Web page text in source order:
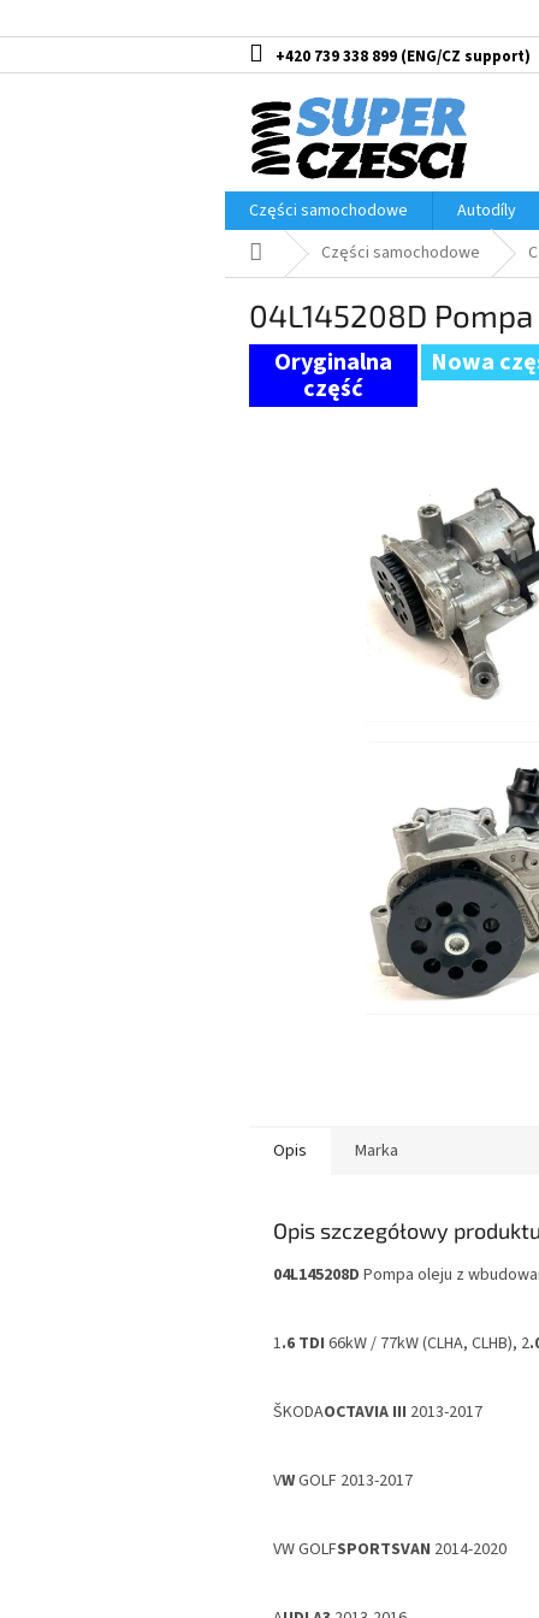
do
+420 739 338 899
Części samochodowe
Autodíly
Home Części samochodowe
04L145208D
Nowa
Opis Marka
Opis szczegółowy
04L145208D Pompa oleju z
1.6 TDI 66kW / 77kW (CLHA, CLHB), 2
ŠKODAOCTAVIA III 2013-2017
VWGOLF 2013-2017
VW GOLFSPORTSVAN 2014-2020